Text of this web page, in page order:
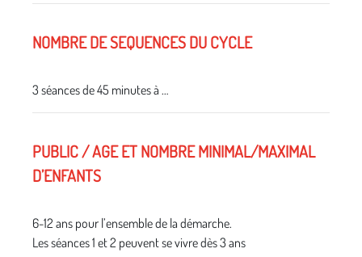
NOMBRE DE SEQUENCES DU CYCLE
3 séances de 45 minutes à …
PUBLIC / AGE ET NOMBRE MINIMAL/MAXIMAL
D’ENFANTS
6-12 ans pour l’ensemble de la démarche.
Les séances 1 et 2 peuvent se vivre dès 3 ans